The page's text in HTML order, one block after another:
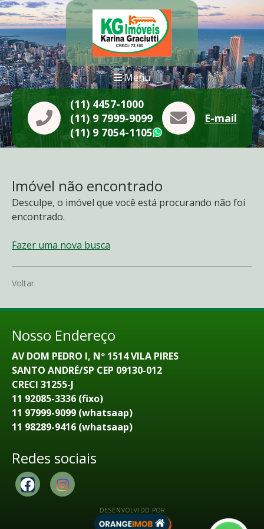
Menu
(11) 4457-1000
(11) 9 7999-9099
(11) 9 7054-1105
WhatsApp
E-mail
Imóvel não encontrado
Desculpe, o imóvel que você está procurando não foi
encontrado.
Fazer uma nova busca
Voltar
Nosso Endereço
AV DOM PEDRO I, Nº 1514 VILA PIRES
SANTO ANDRÉ/SP CEP 09130-012
CRECI 31255-J
11 92085-3336 (fixo)
11 97999-9099 (whatsaap)
11 98289-9416 (whatsaap)
Redes sociais
DESENVOLVIDO POR